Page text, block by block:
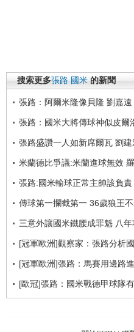
搜索更多張路 國米 的新聞
張路：阿爾米隆像貝隆 劉嘉
張路：國米大將傳球神似皮爾
張路盛讚一人如新席爾瓦 劉
米蘭德比爭議:米蘭進球無效
張路:國米輸球正常主帥該負
傳球第一攔截第一 36歲狼王
三意外讓國米鐵腰成罪魁 八
[冠軍歐洲]觀察家：張路分析
[冠軍歐洲]張路：馬賽用邊路
[歐冠]張路：國米戰德甲球隊